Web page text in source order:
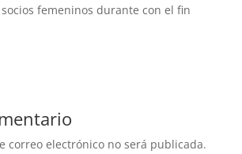
femeninos durante con el fin
correo electrónico no será publicada.